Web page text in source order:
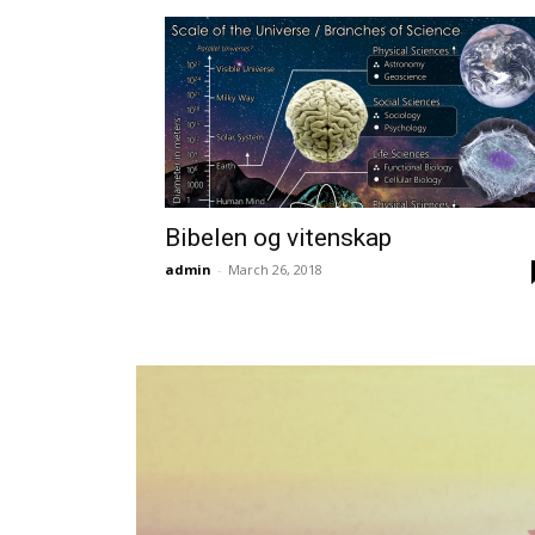
Bibelen og vitenskap
admin - March 26, 2018